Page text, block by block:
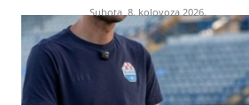
Subota, 8. kolovoza 2026.